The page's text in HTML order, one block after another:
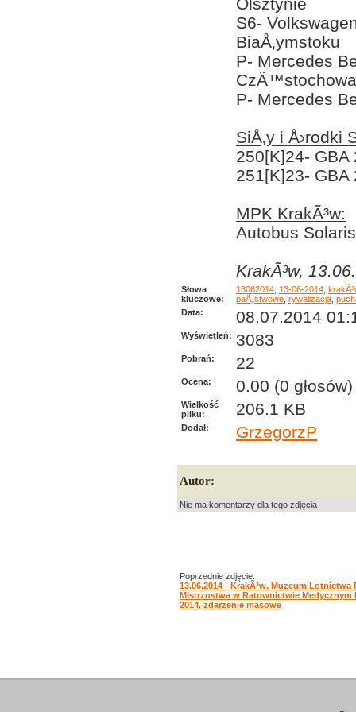
S6-
BiaÅ‚ymstoku
P- Mercedes
CzÄ™stochowa
P- Mercedes
SiÅ‚y i Å›rodki
250[K]24-
251[K]23-
MPK KrakÃ³w:
Autobus Solaris
KrakÃ³w,
Słowa
kluczowe:
13062014 13-06-2014
paÅ„stwowe rywalizacja
Data:
08.07.2014
Wyświetleń: 3083
Pobrań: 22
Ocena: 0.00 (0 głosów)
Wielkość
pliku:
206.1 KB
Dodał: GrzegorzP
Autor:
Nie ma komentarzy dla tego zdjęcia
Poprzednie zdjęcie:
13.06.2014 - KrakÃ³w, Muzeum Lotnictwa
Mistrzostwa w Ratownictwie Medycznym
2014, zdarzenie masowe